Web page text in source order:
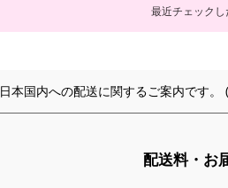
最近チェックし
日本国内への配送に関するご案内です。 (
配送料・お